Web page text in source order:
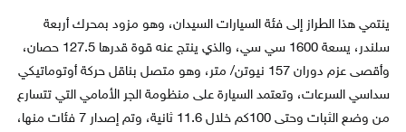
ينتمي هذا الطراز إلى فئة السيارات السيدان، وهو مزود بمحرك أربعة
سلندر، يسعة 1600 سي سي، والذي ينتج عنه قوة قدرها 127.5 حصان،
وأقصى عزم دوران 157 نيوتن/ متر، وهو متصل بناقل حركة أوتوماتيكي
سداسي السرعات، وتعتمد السيارة على منظومة الجر الأمامي التي تتسارع
من وضع الثبات وحتى 100كم خلال 11.6 ثانية، وتم إصدار 7 فئات منها،